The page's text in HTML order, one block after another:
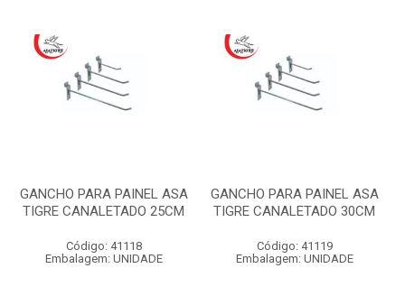
GANCHO PARA PAINEL ASA
TIGRE CANALETADO 25CM
Código: 41118
Embalagem: UNIDADE
GANCHO PARA PAINEL ASA
TIGRE CANALETADO 30CM
Código: 41119
Embalagem: UNIDADE